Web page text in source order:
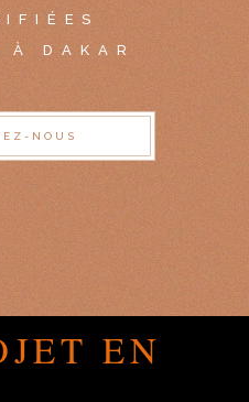
À DAKAR
NOUS
EN